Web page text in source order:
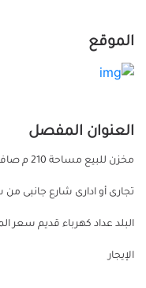
الموقع
العنوان المفصل
تجارى أو ادارى شارع جانبى
الإيجار